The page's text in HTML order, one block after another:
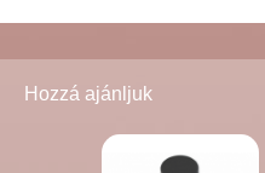
Hozzá ajánljuk